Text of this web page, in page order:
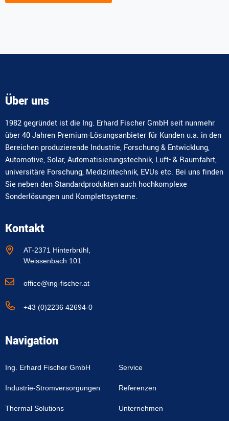
Über uns
1982 gegründet ist die Ing. Erhard Fischer GmbH seit nunmehr
über 40 Jahren Premium-Lösungsanbieter für Kunden u.a. in den
Bereichen produzierende Industrie, Forschung & Entwicklung,
Automotive, Solar, Automatisierungstechnik, Luft- & Raumfahrt,
universitäre Forschung, Medizintechnik, EVUs etc. Bei uns finden
Sie neben den Standardprodukten auch hochkomplexe
Sonderlösungen und Komplettsysteme.
Kontakt
AT-2371 Hinterbrühl,
Weissenbach 101
office@ing-fischer.at
+43 (0)2236 42694-0
Navigation
Ing. Erhard Fischer GmbH
Industrie-Stromversorgungen
Thermal Solutions
Service
Referenzen
Unternehmen